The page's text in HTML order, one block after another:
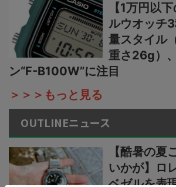
【1万円以
ルウオッチ
量スタイル
重さ26g）
ン“F-B100W”に注目
＞＞＞もっと見る
OUTLINEニュース
【酷暑の夏
いかが】ロ
ベゼルを表